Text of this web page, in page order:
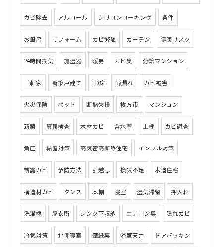
カビ除去 アルコール シリコンコーキング 条件
お風呂 リフォーム カビ繁殖 カーテン 健康リスク
24時間換気 加湿器 暖房 カビ臭 分譲マンション
一軒家 新築戸建て LD床 雨漏れ カビ被害
火災保険 ペット 断熱欠損 枚方市 マンション
新築 真菌検査 木材カビ 含水率 上棟 カビ調査
負圧 結露対策 高気密高断熱住宅 インフル対策
結露カビ 予防方法 引越し 換気不足 木造住宅
構造材カビ タンス 本棚 寝室 湿気滞留 押入れ
洗濯機 脱衣所 シンク下収納 エアコン臭 隠れカビ
冷気対策 北側寝室 壁紙裏 浴室天井 ドアパッキン